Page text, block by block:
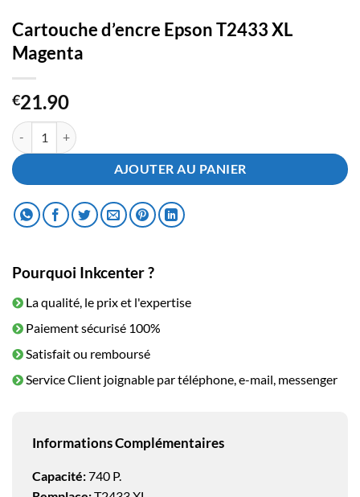
Cartouche d’encre Epson T2433 XL
Magenta
€21.90
quantité de Cartouche d'encre Epson T2433 XL Magenta
AJOUTER AU PANIER
Pourquoi Inkcenter ?
La qualité, le prix et l'expertise
Paiement sécurisé 100%
Satisfait ou remboursé
Service Client joignable par téléphone, e-mail, messenger
Informations Complémentaires
Capacité:740 P.